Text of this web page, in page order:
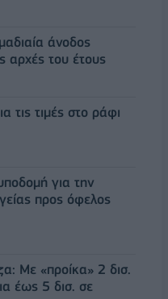
άνοδος
αρχές του έτους
τις τιμές στο ράφι
για την
προς όφελος
Με «προίκα» 2 δισ.
έως 5 δισ. σε